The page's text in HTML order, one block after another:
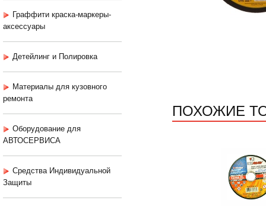
Граффити краска-маркеры-
аксессуары
Детейлинг и Полировка
Материалы для кузовного
ремонта
Оборудование для
АВТОСЕРВИСА
Средства Индивидуальной
Защиты
ПОХОЖИЕ